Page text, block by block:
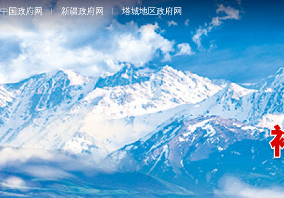
中国政府网 新疆政府网 塔城地区政府网